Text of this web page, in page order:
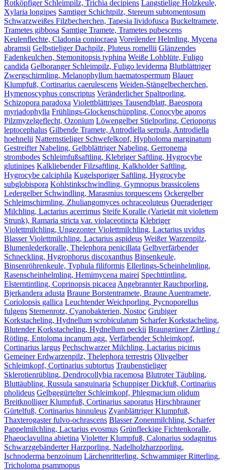
Rotköpfiger Schleimpilz, Trichia decipiens Langstielige Holzkeule,
Xylaria longipes Samtiger Schichtpilz, Stereum subtomentosum
Schwarzweißes Filzbecherchen, Tapesia lividofusca Buckeltramete,
Trametes gibbosa Samtige Tramete, Trametes pubescens
Keulenflechte, Cladonia coniocraea Voreilender Helmling, Mycena
abramsii Gelbstieliger Dachpilz, Pluteus romellii Glänzendes
Fadenkeulchen, Stemonitopsis typhina Weiße Lohblüte, Fuligo
candida Gelboranger Schleimpilz, Fuligo leviderma Blutblättriger
Zwergschirmling, Melanophyllum haematospermum Blauer
Klumpfuß, Cortinarius caerulescens Weiden-Stängelbecherchen,
Hymenoscyphus conscriptus Veränderlicher Spaltporling,
Schizopora paradoxa Violettblättriges Tausendblatt, Baeospora
myriadophylla Frühlings-Glockenschüppling, Conocybe aporos
Pilzmyzelgeflecht, Ozonium Löwengelber Stielporling, Cerioporus
leptocephalus Gilbende Tramete, Antrodiella serpula, Antrodiella
hoehnelii Natternstieliger Schwefelkopf, Hypholoma marginatum
Gestreifter Nabeling, Gelbblättriger Nabeling, Gerronema
strombodes Schleimfußsaftling, Klebriger Saftling, Hygrocybe
glutinipes Kalkliebender Filzsaftling, Kalkholder Saftling,
Hygrocybe calciphila Kugelsporiger Saftling, Hygrocybe
subglobispora Kohlstinkschwindling, Gymnopus brassicolens
Ledergelber Schwindling, Marasmius torquescens Ockergelber
Schleimschirmling, Zhuliangomyces ochraceoluteus Queraderiger
Milchling, Lactarius acerrimus Steife Koralle (Varietät mit violettem
Strunk), Ramaria stricta var. violaceotincta Klebriger
Violettmilchling, Ungezonter Violettmilchling, Lactarius uvidus
Blasser Violettmilchling, Lactarius aspideus Weißer Warzenpilz,
Blumenlederkoralle, Thelephora penicillata Gelbverfärbender
Schneckling, Hygrophorus discoxanthus Binsenkeule,
Binsenröhrenkeule, Typhula filiformis Ellerlings-Scheinhelmling,
Rasenscheinhelmling, Hemimycena mairei Spechttintling,
Elsterntintling, Coprinopsis picacea Angebrannter Rauchporling,
Bjerkandera adusta Braune Borstentramete, Braune Auentramete,
Coriolopsis gallica Leuchtender Weichporling, Pycnoporellus
fulgens Sternenrotz, Cyanobakterien, Nostoc Grubiger
Korkstacheling, Hydnellum scrobiculatum Scharfer Korkstacheling,
Blutender Korkstacheling, Hydnellum peckii Braungrüner Zärtling /
Rötling, Entoloma incanum agg. Verfärbender Schleimkopf,
Cortinarius largus Pechschwarzer Milchling, Lactarius picinus
Gemeiner Erdwarzenpilz, Thelephora terrestris Olivgelber
Schleimkopf, Cortinarius subtortus Traubenstieliger
Sklerotienrübling, Dendrocollybia racemosa Blutroter Täubling,
Bluttäubling, Russula sanguinaria Schuppiger Dickfuß, Cortinarius
pholideus Gelbgegürtelter Schleimkopf, Phlegmacium olidum
Breitknolliger Klumpfuß, Cortinarius saporatus Hirschbrauner
Gürtelfuß, Cortinarius hinnuleus Zyanblättriger Klumpfuß,
Thaxterogaster fulvo-ochrascens Blasser Zonenmilchling, Scharfer
Pappelmilchling, Lactarius evosmus Grünfleckige Fichtenkoralle,
Phaeoclavulina abietina Violetter Klumpfuß, Calonarius sodagnitus
Schwarzgebänderter Harzporling, Nadelholzharzporling,
Ischnoderma benzoinum Lärchenritterling, Schwammiger Ritterling,
Tricholoma psammopus